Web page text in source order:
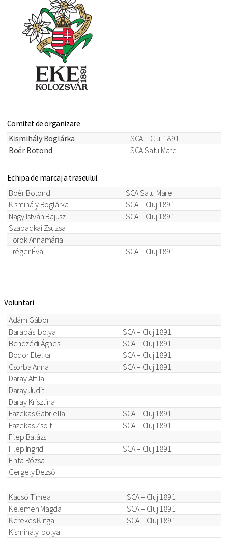
Comitet de organizare
Kismihály Boglárka
SCA – Cluj 1891
Boér Botond
SCA Satu Mare
Echipa de marcaj a traseului
Boér Botond
SCA Satu Mare
Kismihály Boglárka
SCA – Cluj 1891
Nagy István Bajusz
SCA – Cluj 1891
Szabadkai Zsuzsa
Török Annamária
Tréger Éva
SCA – Cluj 1891
Voluntari
Ádám Gábor
Barabás Ibolya
SCA – Cluj 1891
Benczédi Ágnes
SCA – Cluj 1891
Bodor Etelka
SCA – Cluj 1891
Csorba Anna
SCA – Cluj 1891
Daray Attila
Daray Judit
Daray Krisztina
Fazekas Gabriella
SCA – Cluj 1891
Fazekas Zsolt
SCA – Cluj 1891
Filep Balázs
Filep Ingrid
SCA – Cluj 1891
Finta Rózsa
Gergely Dezső
Kacsó Tímea
SCA – Cluj 1891
Kelemen Magda
SCA – Cluj 1891
Kerekes Kinga
SCA – Cluj 1891
Kismihály Ibolya